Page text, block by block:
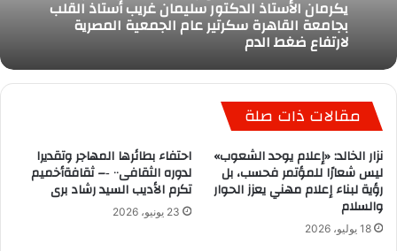
يكرمان الأستاذ الدكتور سليمان غريب أستاذ القلب
بجامعة القاهرة سكرتير عام الجمعية المصرية
لارتفاع ضغط الدم
مقالات ذات صلة
نزار الخالد: «إعلام يوحد الشعوب»
ليس شعارًا للمؤتمر فحسب، بل
رؤية لبناء إعلام مهني يعزز الحوار
والسلام
18 يوليو، 2026
احتفاء بطائرها المهاجر وتقديرا
لدوره الثقافى٠٠ ‐– ثقافةأخميم
تكرم الأديب السيد رشاد برى
23 يونيو، 2026